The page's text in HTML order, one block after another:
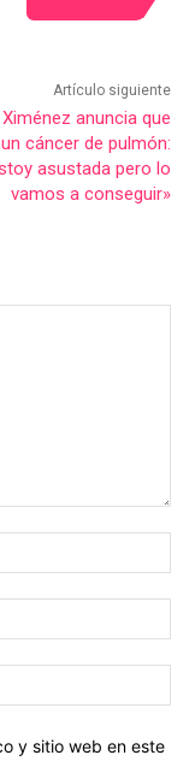
Artículo siguiente
anuncia que
cáncer de pulmón:
asustada pero lo
vamos a conseguir»
y sitio web en este